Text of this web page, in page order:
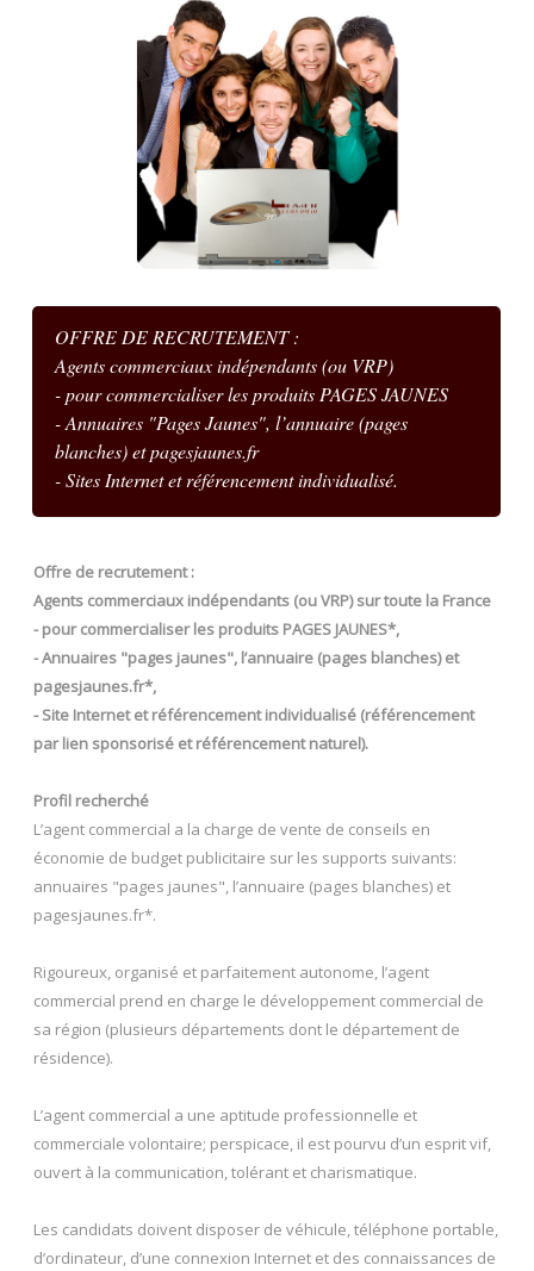
OFFRE DE RECRUTEMENT :
Agents commerciaux indépendants (ou VRP)
- pour commercialiser les produits PAGES JAUNES
- Annuaires "Pages Jaunes", l’annuaire (pages
blanches) et pagesjaunes.fr
- Sites Internet et référencement individualisé.
Offre de recrutement :
Agents commerciaux indépendants (ou VRP) sur toute la France
- pour commercialiser les produits PAGES JAUNES*,
- Annuaires "pages jaunes", l’annuaire (pages blanches) et
pagesjaunes.fr*,
- Site Internet et référencement individualisé (référencement
par lien sponsorisé et référencement naturel).
Profil recherché
L’agent commercial a la charge de vente de conseils en
économie de budget publicitaire sur les supports suivants:
annuaires "pages jaunes", l’annuaire (pages blanches) et
pagesjaunes.fr*.
Rigoureux, organisé et parfaitement autonome, l’agent
commercial prend en charge le développement commercial de
sa région (plusieurs départements dont le département de
résidence).
L’agent commercial a une aptitude professionnelle et
commerciale volontaire; perspicace, il est pourvu d’un esprit vif,
ouvert à la communication, tolérant et charismatique.
Les candidats doivent disposer de véhicule, téléphone portable,
d’ordinateur, d’une connexion Internet et des connaissances de